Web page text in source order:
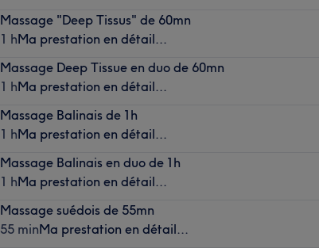
Massage "Deep Tissus" de 60mn
1 hMa prestation en détail...
Massage Deep Tissue en duo de 60mn
1 hMa prestation en détail...
Massage Balinais de 1h
1 hMa prestation en détail...
Massage Balinais en duo de 1h
1 hMa prestation en détail...
Massage suédois de 55mn
55 minMa prestation en détail...